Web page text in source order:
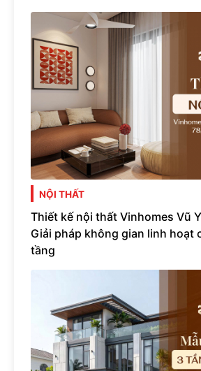
NỘI THẤT
Thiết kế nội thất Vinhomes Vũ
Giải pháp không gian linh hoạt
tầng